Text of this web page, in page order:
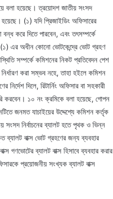
বলা হয়েছে। ত্রয়োদশ জাতীয় সংসদ
(১) যদি প্রিজাইডিং অফিসারের
করে দিতে পারবেন, এবং তৎসম্পর্কে
(১) এর অধীন কোনো ভোটকেন্দ্রে ভোট গ্রহণ
সম্পর্কে কমিশনের নিকট প্রতিবেদন পেশ
করা সম্ভব নহে, তাহা হইলে কমিশন
দিলে, রিটার্নিং অফিসার বা সহকারী
করবেন। ১০ নং ক্রমিকে বলা হয়েছে, গোপন
জনমত যাচাইয়ের উদ্দেশ্যে কমিশন কর্তৃক
নির্বাচনের ব্যালট হতে পৃথক ও ভিন্ন
ব্যালট বাক্স ভোট গ্রহণের জন্য ব্যবহার
গণভোটের ব্যালট বাক্স হিসাবে ব্যবহার করার
প্রয়োজনীয় সংখ্যক ব্যালট বাক্স